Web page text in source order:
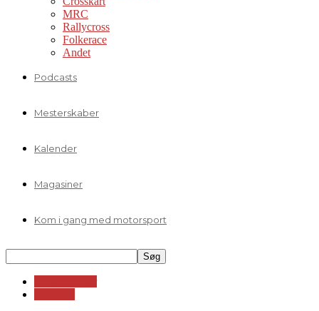
MRC
Rallycross
Folkerace
Andet
Podcasts
Mesterskaber
Kalender
Magasiner
Kom i gang med motorsport